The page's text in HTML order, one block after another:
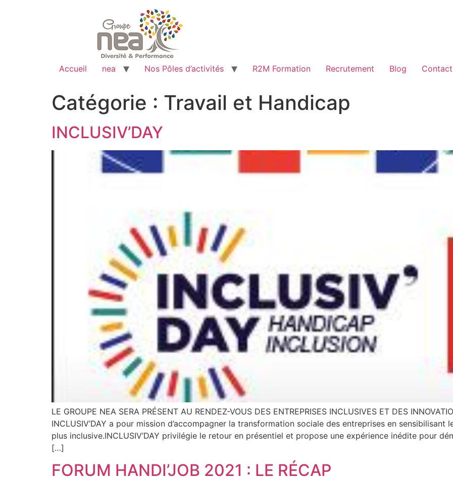
Accueil nea Nos Pôles d’activités R2M Formation Recrutement Blog Contact
Catégorie : Travail et Handicap
INCLUSIV’DAY
LE GROUPE NEA SERA PRÉSENT AU RENDEZ-VOUS DES ENTREPRISES INCLUSIVES ET DES
INCLUSIV’DAY a pour mission d’accompagner la transformation sociale des entreprises en
plus inclusive.INCLUSIV’DAY privilégie le retour en présentiel et propose une expérience inédite pour
[…]
FORUM HANDI’JOB 2021 : LE RÉCAP